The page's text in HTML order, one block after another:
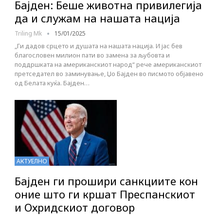
Бајден: Беше животна привилегија
да и служам на нашата нација
Triling Mk 15/01/2025
„Ги дадов срцето и душата на нашата нација. И јас бев
благословен милион пати во замена за љубовта и
поддршката на американскиот народ“ рече американскиот
претседател во заминување, Џо Бајден во писмото објавено
од Белата куќа. Бајден…
АКТУЕЛНО
Бајден ги прошири санкциите кон
оние што ги кршат Преспанскиот
и Охридскиот договор